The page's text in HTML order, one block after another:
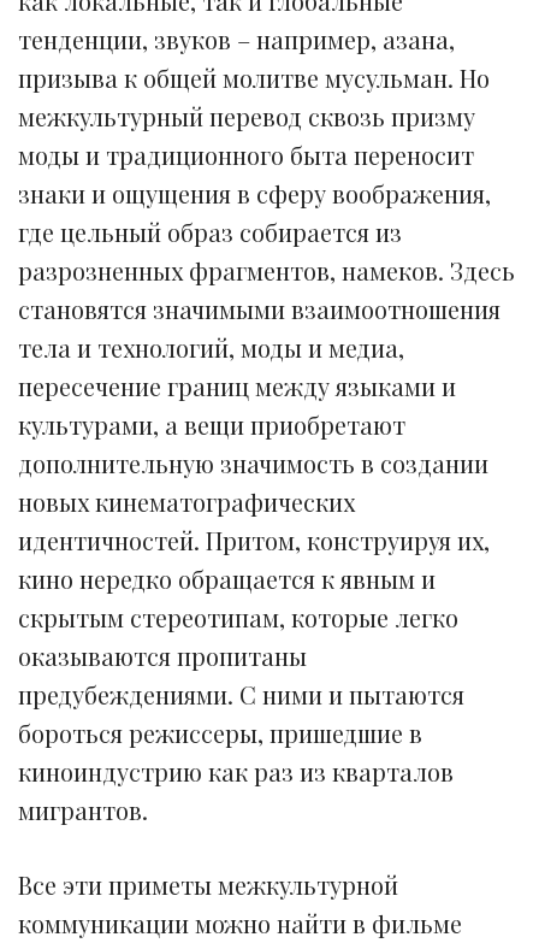
тенденции, звуков – например, азана,
призыва к общей молитве мусульман. Но
межкультурный перевод сквозь призму
моды и традиционного быта переносит
знаки и ощущения в сферу воображения,
где цельный образ собирается из
разрозненных фрагментов, намеков. Здесь
становятся значимыми взаимоотношения
тела и технологий, моды и медиа,
пересечение границ между языками и
культурами, а вещи приобретают
дополнительную значимость в создании
новых кинематографических
идентичностей. Притом, конструируя их,
кино нередко обращается к явным и
скрытым стереотипам, которые легко
оказываются пропитаны
предубеждениями. С ними и пытаются
бороться режиссеры, пришедшие в
киноиндустрию как раз из кварталов
мигрантов.
Все эти приметы межкультурной
коммуникации можно найти в фильме